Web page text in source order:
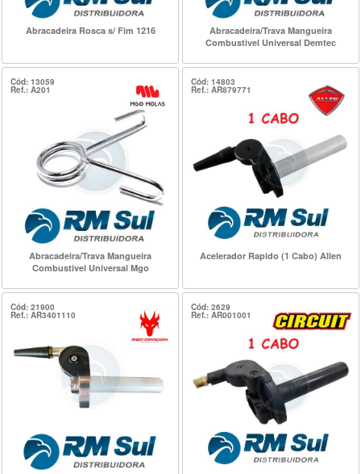
Abracadeira Rosca s/ Fim 1216
Abracadeira/Trava Mangueira
Combustivel Universal Demtec
Cód: 13059
Ref.: A201
Abracadeira/Trava Mangueira
Combustivel Universal Mgo
Cód: 14803
Ref.: AR879771
Acelerador Rapido (1 Cabo) Allen
Cód: 21900
Ref.: AR3401110
Cód: 2629
Ref.: AR001001